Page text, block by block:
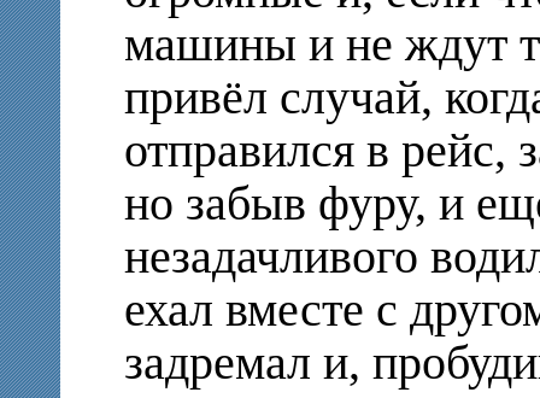
машины и не ждут
привёл случай,
отправился в рейс,
но забыв фуру, и
незадачливого
ехал вместе с
задремал и,